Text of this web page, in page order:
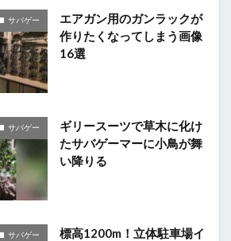
サバゲー
エアガン用のガンラックが
作りたくなってしまう画像
16選
サバゲー
ギリースーツで草木に化け
たサバゲーマーに小鳥が舞
い降りる
サバゲー
標高1200m！立体駐車場イ